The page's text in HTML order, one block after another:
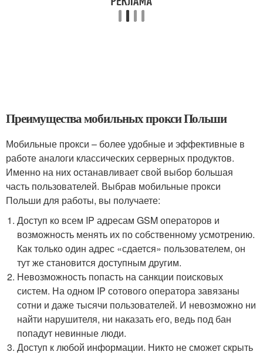
Преимущества мобильных прокси Польши
Мобильные прокси – более удобные и эффективные в
работе аналоги классических серверных продуктов.
Именно на них останавливает свой выбор большая
часть пользователей. Выбрав мобильные прокси
Польши для работы, вы получаете:
Доступ ко всем IP адресам GSM операторов и
возможность менять их по собственному усмотрению.
Как только один адрес «сдается» пользователем, он
тут же становится доступным другим.
Невозможность попасть на санкции поисковых
систем. На одном IP сотового оператора завязаны
сотни и даже тысячи пользователей. И невозможно ни
найти нарушителя, ни наказать его, ведь под бан
попадут невинные люди.
Доступ к любой информации. Никто не сможет скрыть